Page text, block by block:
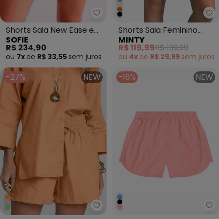
Sofie - Shorts Saia New Ease
Shorts Saia New Ease em
Plano Alfaiataria Verona
e
SOFIE
R$ 234,90
ou 7x de R$ 33,55 sem juros
Shorts Saia Feminino
Molecotton Bege
MINTY
R$ 119,99R$ 139,99
ou 4x de R$ 29,99 sem juros
-27% NEW
Dianna - Shorts Feminino em
-16% NEW